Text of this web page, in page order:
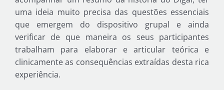
uma ideia muito precisa das questões essenciais
que emergem do dispositivo grupal e ainda
verificar de que maneira os seus participantes
trabalham para elaborar e articular teórica e
clinicamente as consequências extraídas desta rica
experiência.